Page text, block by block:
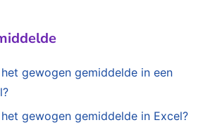
gewogen gemiddelde in een
gewogen gemiddelde in Excel?